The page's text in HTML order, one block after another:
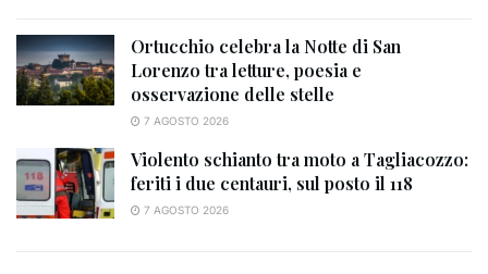
Ortucchio celebra la Notte di San
Lorenzo tra letture, poesia e
osservazione delle stelle
7 AGOSTO 2026
Violento schianto tra moto a Tagliacozzo:
feriti i due centauri, sul posto il 118
7 AGOSTO 2026